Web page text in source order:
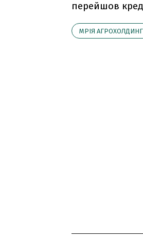
перейшов
МРІЯ АГРОХОЛДИНГ